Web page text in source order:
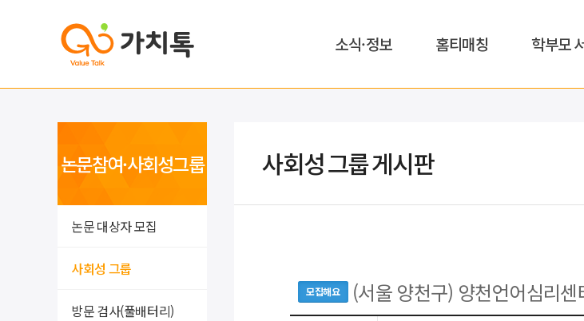
소식·정보 홈티매칭 학부모
논문참여·사회성그룹
논문 대상자 모집
사회성 그룹
방문 검사(풀배터리)
사회성 그룹 게시판
모집해요 (서울 양천구) 양천언어심리